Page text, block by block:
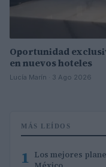
Oportunidad
en nuevos hoteles
Lucía Marín · 3 Ago 2026
MÁS LEÍDOS
1 Los mejores